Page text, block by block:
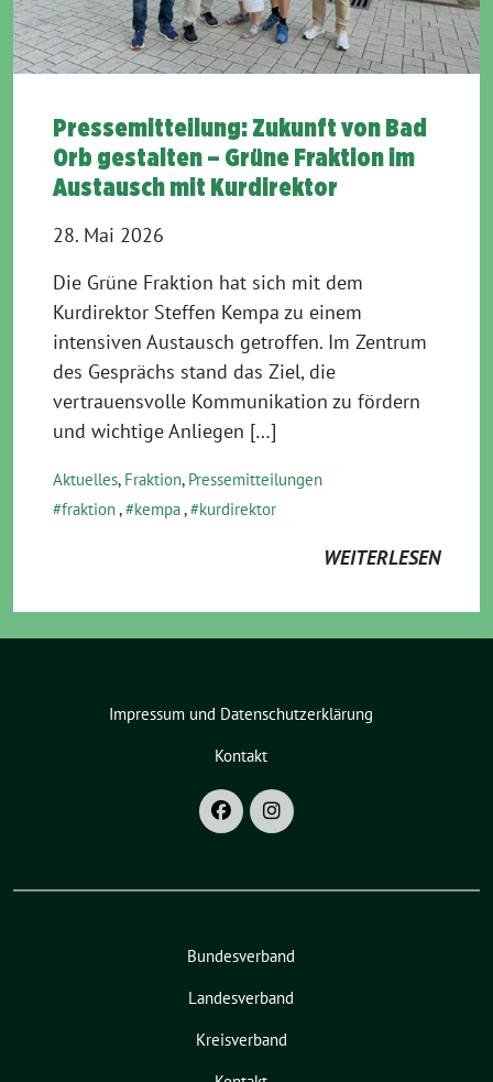
Pressemitteilung: Zukunft von Bad
Orb gestalten – Grüne Fraktion im
Austausch mit Kurdirektor
28. Mai 2026
Die Grüne Fraktion hat sich mit dem
Kurdirektor Steffen Kempa zu einem
intensiven Austausch getroffen. Im Zentrum
des Gesprächs stand das Ziel, die
vertrauensvolle Kommunikation zu fördern
und wichtige Anliegen […]
Aktuelles, Fraktion, Pressemitteilungen
fraktion, kempa, kurdirektor
WEITERLESEN
Impressum und Datenschutzerklärung
Kontakt
Bundesverband
Landesverband
Kreisverband